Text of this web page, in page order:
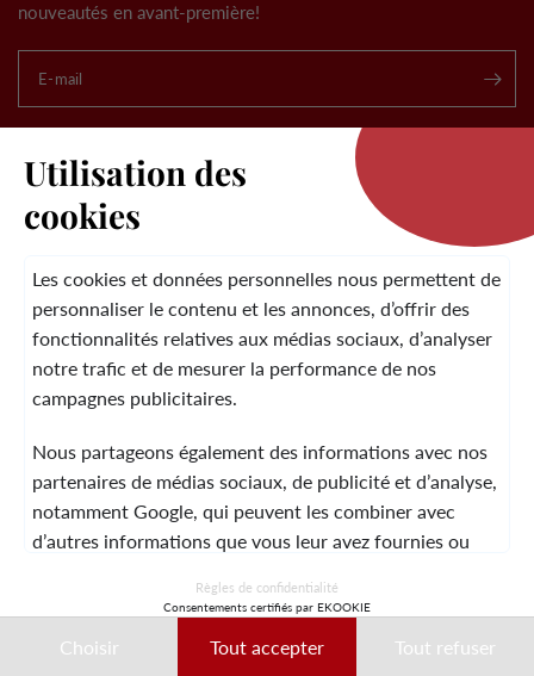
nouveautés en avant-première!
E-mail
LA MARQUE
SERVICE CLIENT
© 2026 Laura Vita
DESIGNED BY LOBSTTER
MENTIONS LÉGALESCGVCONTACT
Utilisation des
cookies
Les cookies et données personnelles nous permettent de
personnaliser le contenu et les annonces, d’offrir des
fonctionnalités relatives aux médias sociaux, d’analyser
notre trafic et de mesurer la performance de nos
campagnes publicitaires.
Nous partageons également des informations avec nos
partenaires de médias sociaux, de publicité et d’analyse,
notamment Google, qui peuvent les combiner avec
d’autres informations que vous leur avez fournies ou
Ces données peuvent notamment être utilisées à des
Règles de confidentialité
Consentements certifiés par EKOOKIE
Choisir Tout accepter Tout refuser